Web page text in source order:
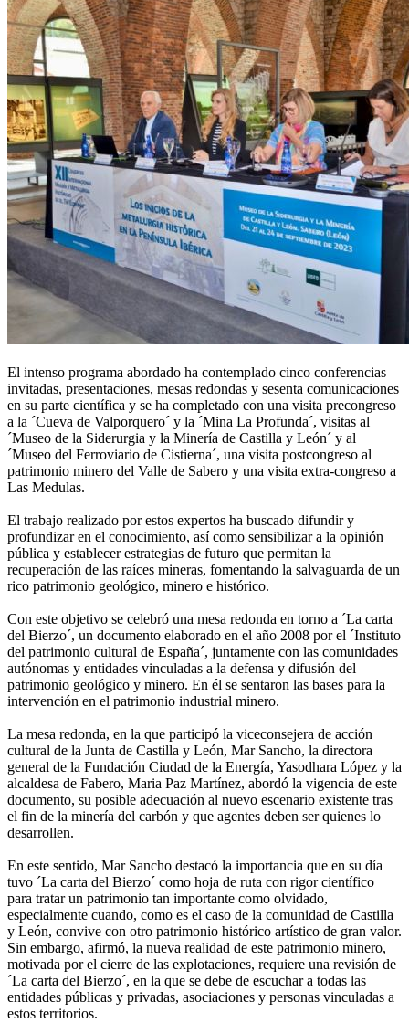
El intenso programa abordado ha contemplado cinco conferencias
invitadas, presentaciones, mesas redondas y sesenta comunicaciones
en su parte científica y se ha completado con una visita precongreso
a la ´Cueva de Valporquero´ y la ´Mina La Profunda´, visitas al
´Museo de la Siderurgia y la Minería de Castilla y León´ y al
´Museo del Ferroviario de Cistierna´, una visita postcongreso al
patrimonio minero del Valle de Sabero y una visita extra-congreso a
Las Medulas.
El trabajo realizado por estos expertos ha buscado difundir y
profundizar en el conocimiento, así como sensibilizar a la opinión
pública y establecer estrategias de futuro que permitan la
recuperación de las raíces mineras, fomentando la salvaguarda de un
rico patrimonio geológico, minero e histórico.
Con este objetivo se celebró una mesa redonda en torno a ´La carta
del Bierzo´, un documento elaborado en el año 2008 por el ´Instituto
del patrimonio cultural de España´, juntamente con las comunidades
autónomas y entidades vinculadas a la defensa y difusión del
patrimonio geológico y minero. En él se sentaron las bases para la
intervención en el patrimonio industrial minero.
La mesa redonda, en la que participó la viceconsejera de acción
cultural de la Junta de Castilla y León, Mar Sancho, la directora
general de la Fundación Ciudad de la Energía, Yasodhara López y la
alcaldesa de Fabero, Maria Paz Martínez, abordó la vigencia de este
documento, su posible adecuación al nuevo escenario existente tras
el fin de la minería del carbón y que agentes deben ser quienes lo
desarrollen.
En este sentido, Mar Sancho destacó la importancia que en su día
tuvo ´La carta del Bierzo´ como hoja de ruta con rigor científico
para tratar un patrimonio tan importante como olvidado,
especialmente cuando, como es el caso de la comunidad de Castilla
y León, convive con otro patrimonio histórico artístico de gran valor.
Sin embargo, afirmó, la nueva realidad de este patrimonio minero,
motivada por el cierre de las explotaciones, requiere una revisión de
´La carta del Bierzo´, en la que se debe de escuchar a todas las
entidades públicas y privadas, asociaciones y personas vinculadas a
estos territorios.